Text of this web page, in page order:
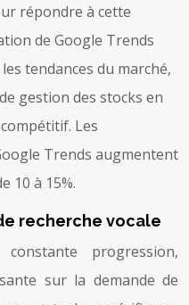
répondre à cette
de Google Trends
tendances du marché,
gestion des stocks en
Les
Trends augmentent
10 à 15%.
recherche vocale
progression,
sur la demande de